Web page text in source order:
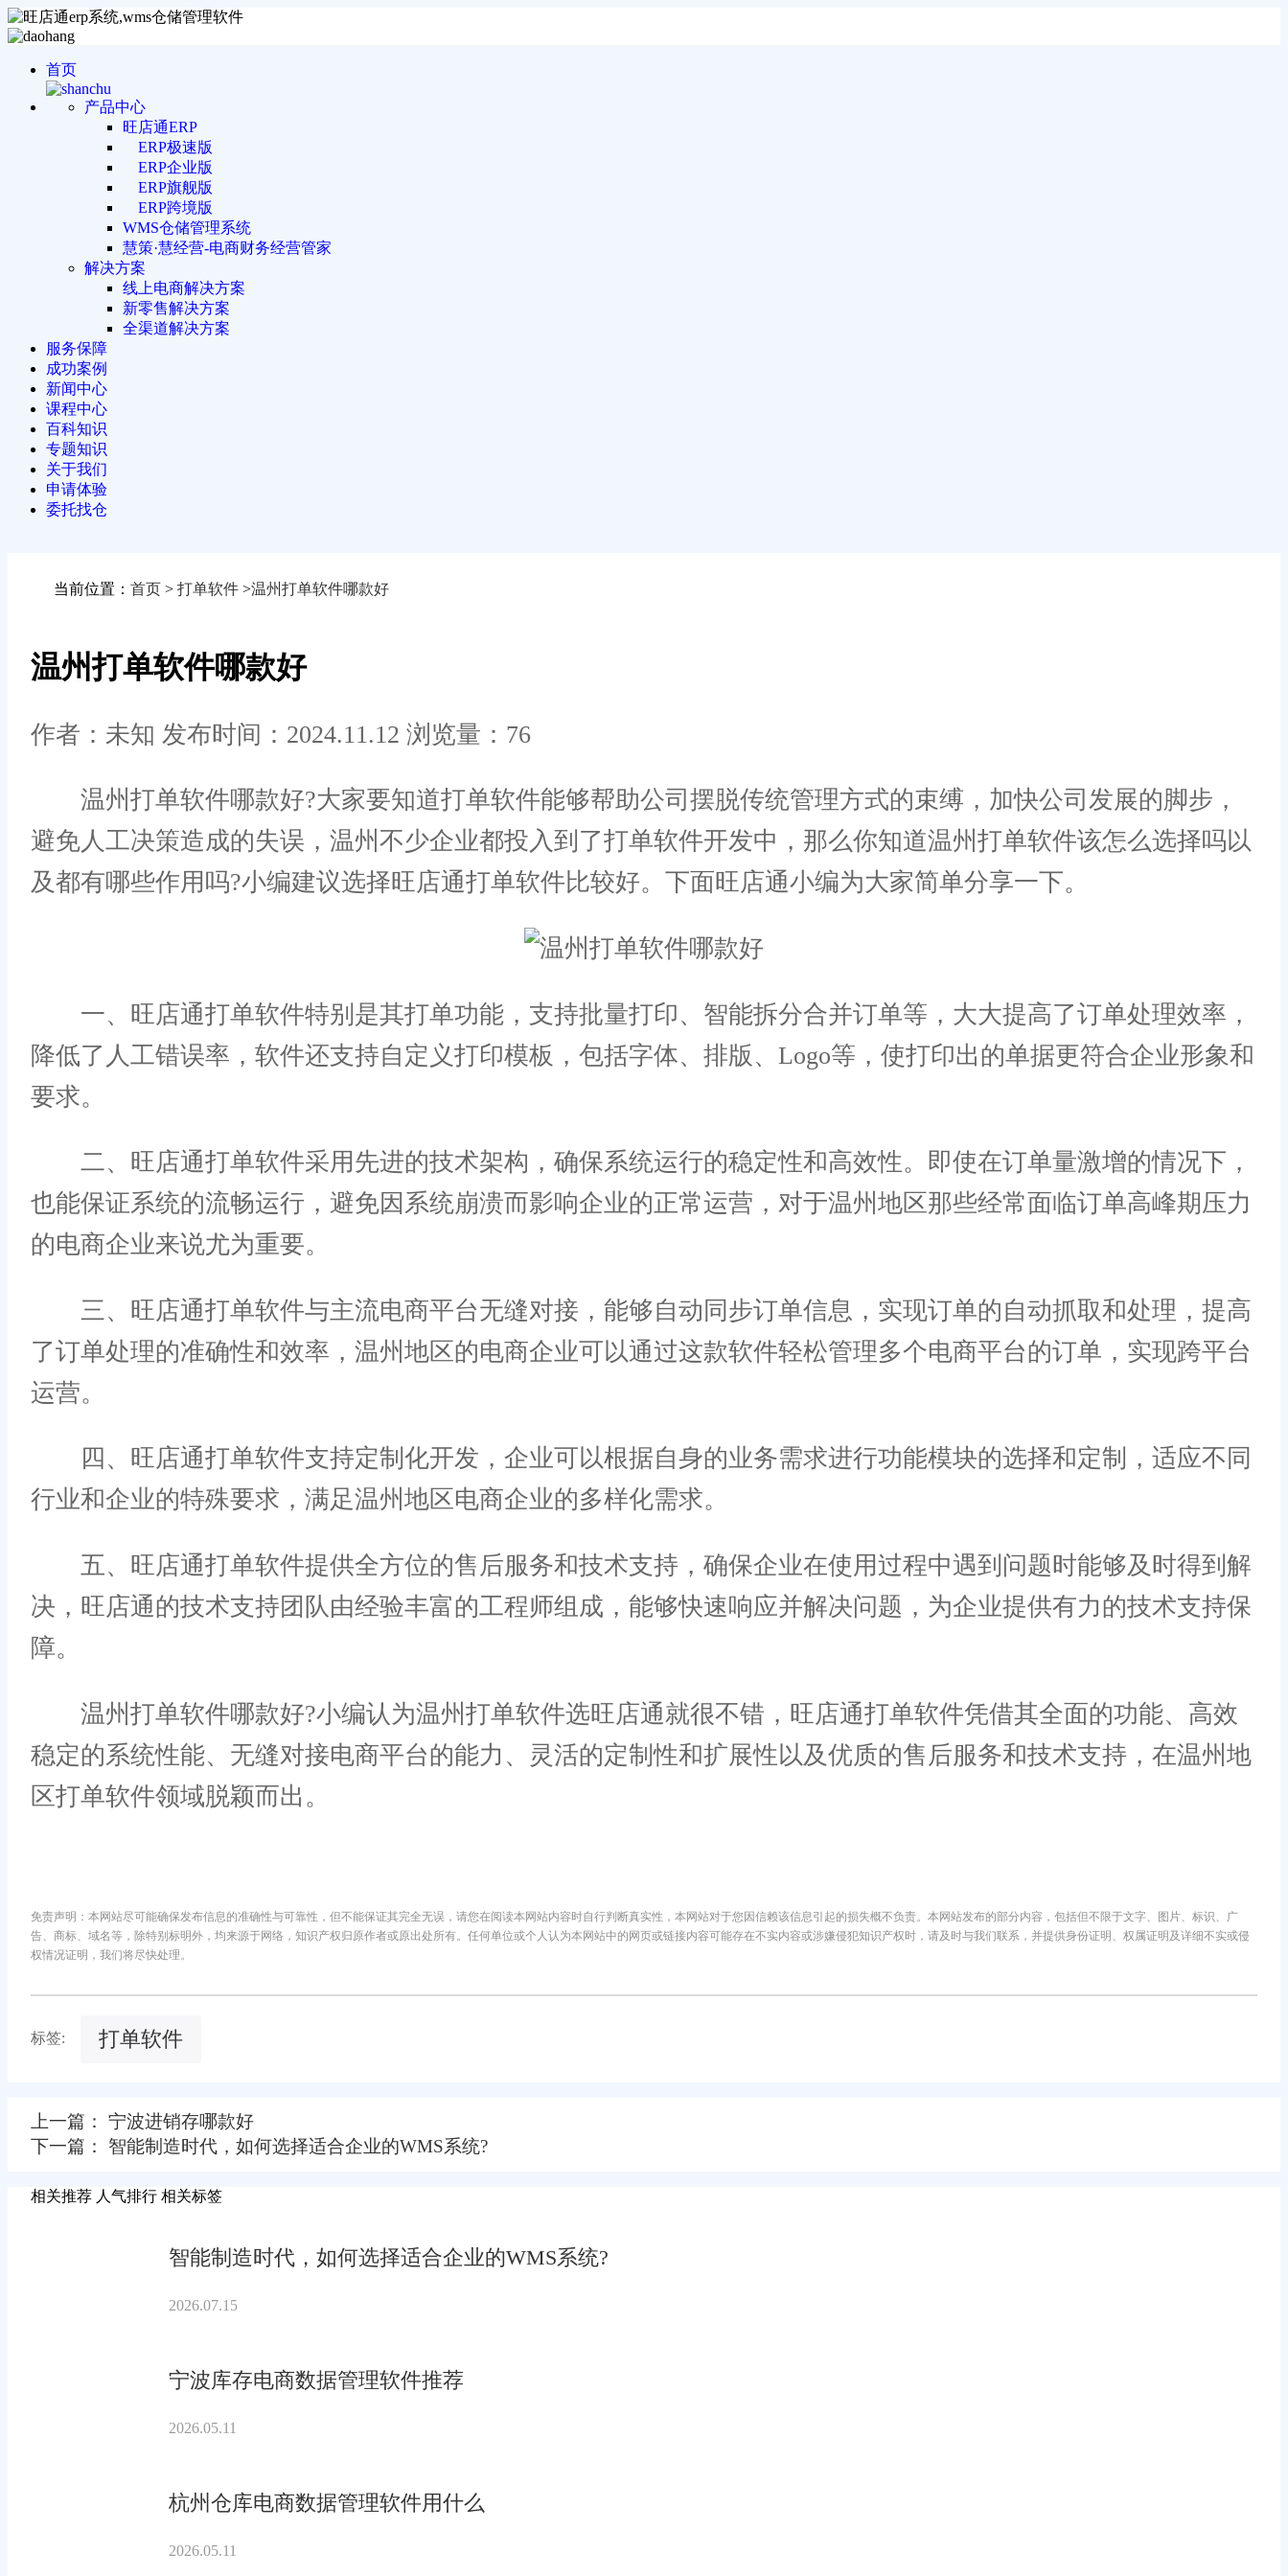
首页
产品中心
旺店通ERP
ERP极速版
ERP企业版
ERP旗舰版
ERP跨境版
WMS仓储管理系统
慧策·慧经营-电商财务经营管家
解决方案
线上电商解决方案
新零售解决方案
全渠道解决方案
服务保障
成功案例
新闻中心
课程中心
百科知识
专题知识
关于我们
申请体验
委托找仓
当前位置： 首页 > 打单软件 >温州打单软件哪款好
温州打单软件哪款好
作者：未知 发布时间：2024.11.12 浏览量：76
温州打单软件哪款好?大家要知道打单软件能够帮助公司摆脱传统管理方式的束缚，加快公司发展的脚步，
避免人工决策造成的失误，温州不少企业都投入到了打单软件开发中，那么你知道温州打单软件该怎么选择吗以
及都有哪些作用吗?小编建议选择旺店通打单软件比较好。下面旺店通小编为大家简单分享一下。
一、旺店通打单软件特别是其打单功能，支持批量打印、智能拆分合并订单等，大大提高了订单处理效率，
降低了人工错误率，软件还支持自定义打印模板，包括字体、排版、Logo等，使打印出的单据更符合企业形象和
要求。
二、旺店通打单软件采用先进的技术架构，确保系统运行的稳定性和高效性。即使在订单量激增的情况下，
也能保证系统的流畅运行，避免因系统崩溃而影响企业的正常运营，对于温州地区那些经常面临订单高峰期压力
的电商企业来说尤为重要。
三、旺店通打单软件与主流电商平台无缝对接，能够自动同步订单信息，实现订单的自动抓取和处理，提高
了订单处理的准确性和效率，温州地区的电商企业可以通过这款软件轻松管理多个电商平台的订单，实现跨平台
运营。
四、旺店通打单软件支持定制化开发，企业可以根据自身的业务需求进行功能模块的选择和定制，适应不同
行业和企业的特殊要求，满足温州地区电商企业的多样化需求。
五、旺店通打单软件提供全方位的售后服务和技术支持，确保企业在使用过程中遇到问题时能够及时得到解
决，旺店通的技术支持团队由经验丰富的工程师组成，能够快速响应并解决问题，为企业提供有力的技术支持保
障。
温州打单软件哪款好?小编认为温州打单软件选旺店通就很不错，旺店通打单软件凭借其全面的功能、高效
稳定的系统性能、无缝对接电商平台的能力、灵活的定制性和扩展性以及优质的售后服务和技术支持，在温州地
区打单软件领域脱颖而出。
免责声明：本网站尽可能确保发布信息的准确性与可靠性，但不能保证其完全无误，请您在阅读本网站内容时自行判断真实性，本网站对于您因信赖该信息引起的损失概不负责。本网站发布的部分内容，包括但不限于文字、图片、标识、广
告、商标、域名等，除特别标明外，均来源于网络，知识产权归原作者或原出处所有。任何单位或个人认为本网站中的网页或链接内容可能存在不实内容或涉嫌侵犯知识产权时，请及时与我们联系，并提供身份证明、权属证明及详细不实或侵
权情况证明，我们将尽快处理。
标签: 打单软件
上一篇： 宁波进销存哪款好
下一篇： 智能制造时代，如何选择适合企业的WMS系统?
相关推荐 人气排行 相关标签
智能制造时代，如何选择适合企业的WMS系统?
2026.07.15
宁波库存电商数据管理软件推荐
2026.05.11
杭州仓库电商数据管理软件用什么
2026.05.11